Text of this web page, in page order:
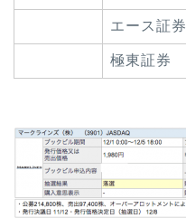
エース証券
極東証券